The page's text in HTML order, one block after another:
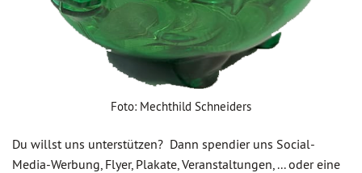
Foto: Mechthild Schneiders
Du willst uns unterstützen? Dann spendier uns Social-
Media-Werbung, Flyer, Plakate, Veranstaltungen, ... oder eine